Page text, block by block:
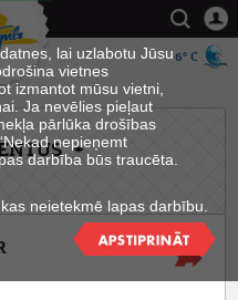
lai uzlabotu Jūsu
vietnes
izmantot mūsu vietni,
Ja nevēlies pieļaut
pārlūka drošības
nepieņemt
darbība būs traucēta.
neietekmē lapas darbību.
6° C